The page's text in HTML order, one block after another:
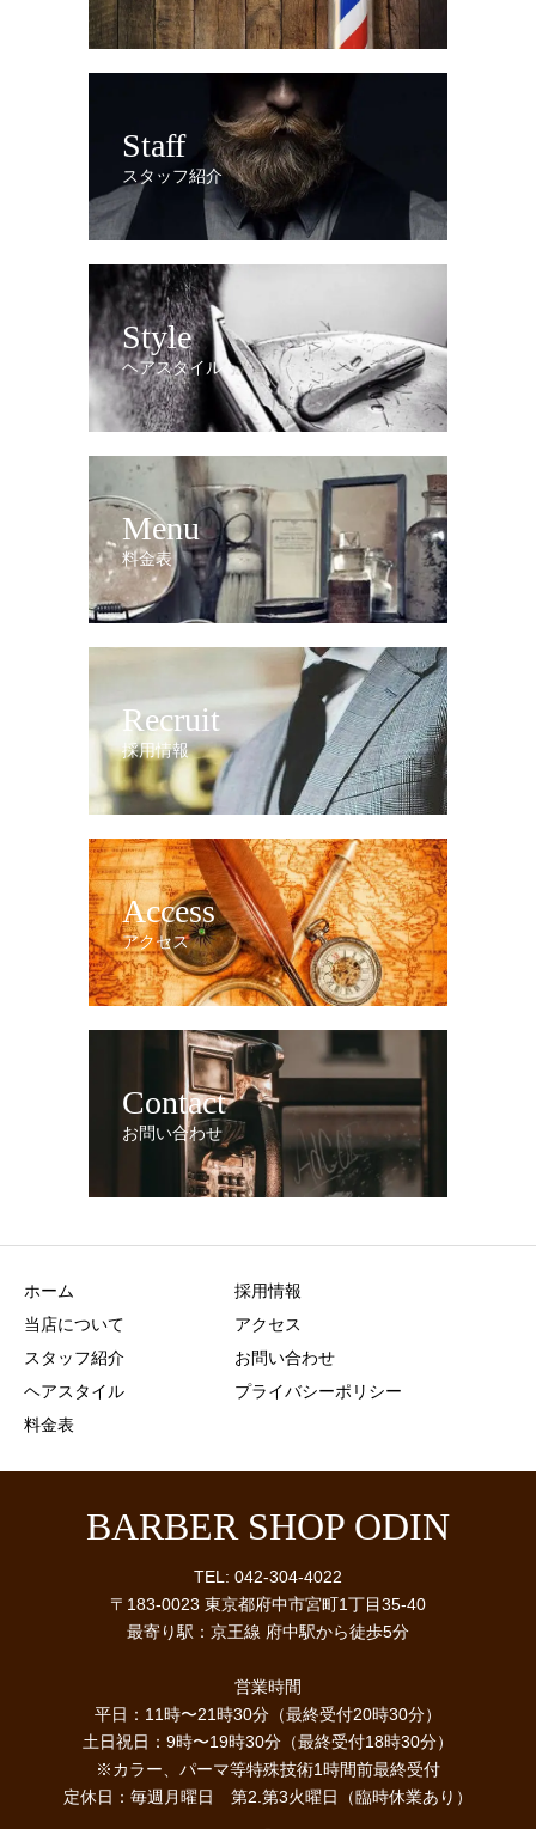
Staff
スタッフ紹介
Style
ヘアスタイル
Menu
料金表
Recruit
採用情報
Access
アクセス
Contact
お問い合わせ
ホーム
当店について
スタッフ紹介
ヘアスタイル
料金表
採用情報
アクセス
お問い合わせ
プライバシーポリシー
BARBER SHOP ODIN
TEL: 042-304-4022
〒183-0023 東京都府中市宮町1丁目35-40
最寄り駅：京王線 府中駅から徒歩5分
営業時間
平日：11時〜21時30分（最終受付20時30分）
土日祝日：9時〜19時30分（最終受付18時30分）
※カラー、パーマ等特殊技術1時間前最終受付
​定休日：毎週月曜日 第2.第3火曜日（臨時休業あり）